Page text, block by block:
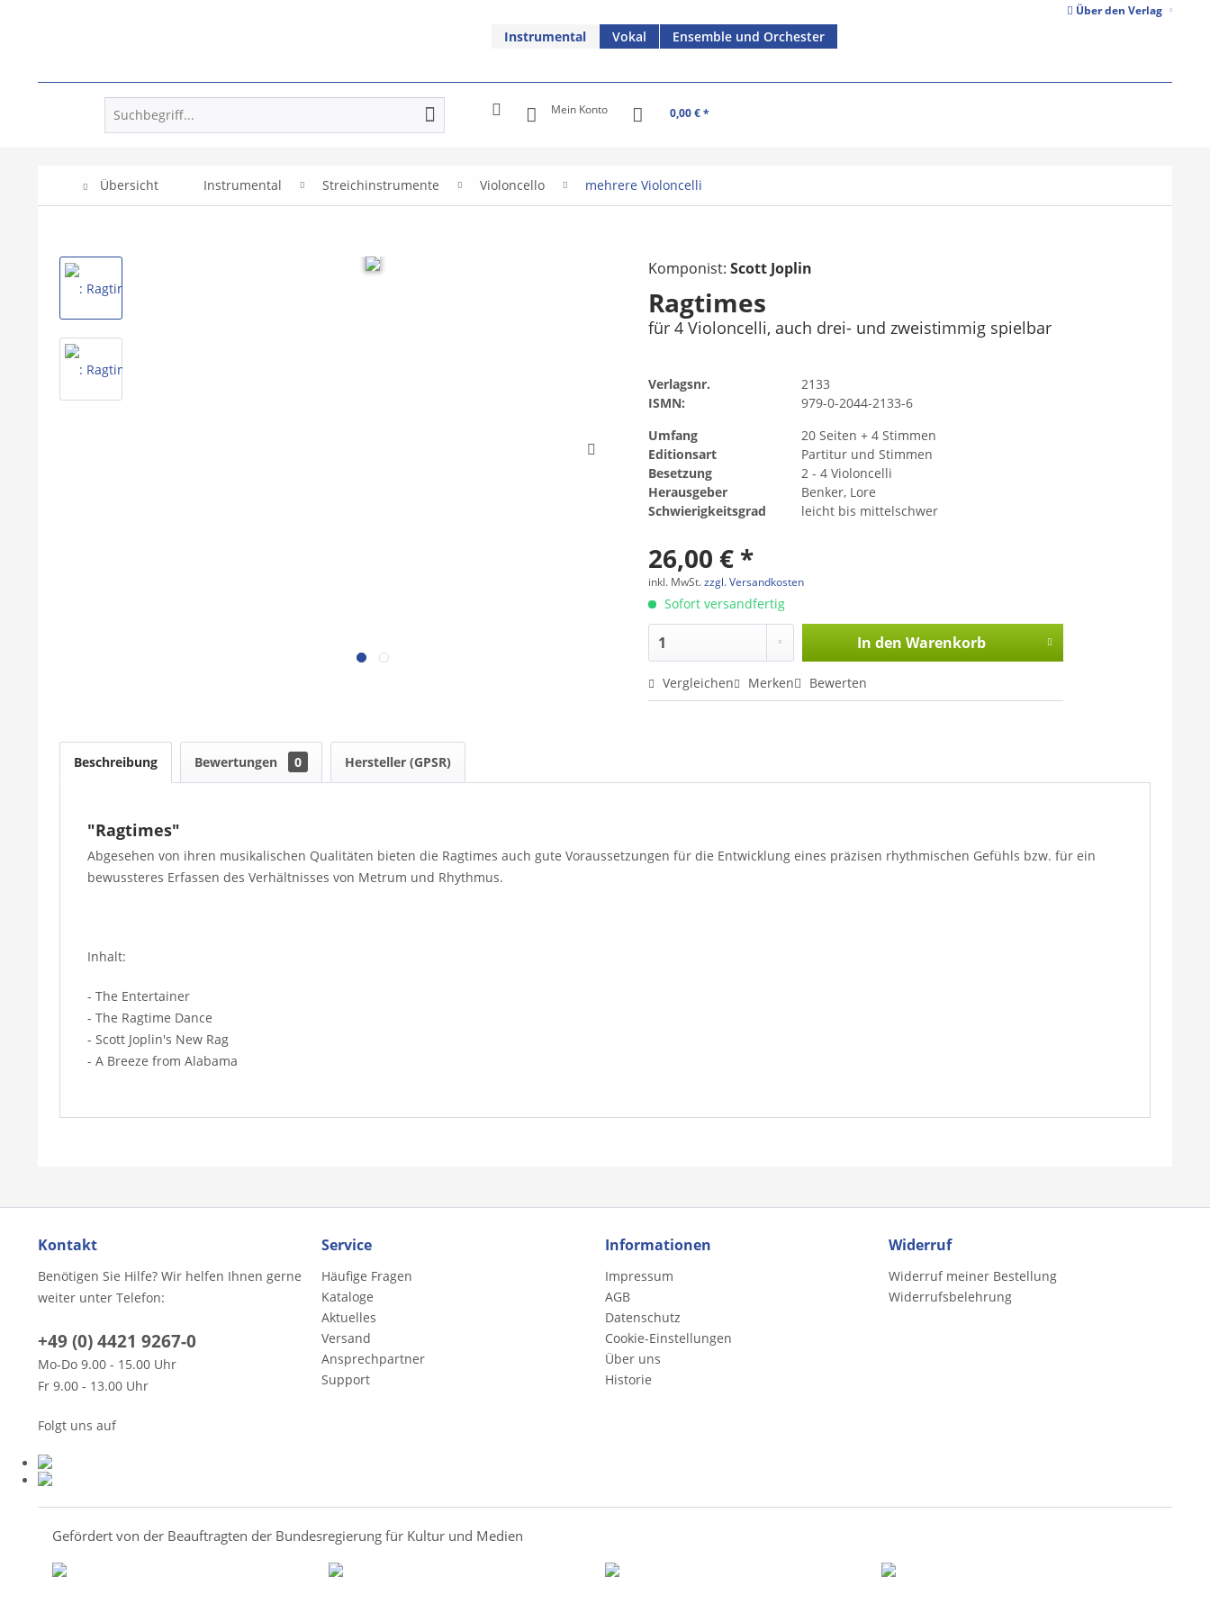
Über den Verlag
Instrumental Vokal Ensemble und Orchester
Mein Konto 0,00 € *
Übersicht Instrumental Streichinstrumente Violoncello mehrere Violoncelli
Komponist:Scott Joplin
Ragtimes
für 4 Violoncelli, auch drei- und zweistimmig spielbar
Verlagsnr.
2133
ISMN:
979-0-2044-2133-6
Umfang
20 Seiten + 4 Stimmen
Editionsart
Partitur und Stimmen
Besetzung
2 - 4 Violoncelli
Herausgeber
Benker, Lore
Schwierigkeitsgrad
leicht bis mittelschwer
26,00 € *
inkl. MwSt.zzgl. Versandkosten
Sofort versandfertig
In den Warenkorb
Vergleichen Merken Bewerten
Beschreibung Bewertungen 0 Hersteller (GPSR)
"Ragtimes"
Abgesehen von ihren musikalischen Qualitäten bieten die Ragtimes auch gute Voraussetzungen für die Entwicklung eines präzisen rhythmischen Gefühls bzw. für ein
bewussteres Erfassen des Verhältnisses von Metrum und Rhythmus.
Inhalt:
- The Entertainer
- The Ragtime Dance
- Scott Joplin's New Rag
- A Breeze from Alabama
Kontakt
Benötigen Sie Hilfe? Wir helfen Ihnen gerne
weiter unter Telefon:
+49 (0) 4421 9267-0
Mo-Do 9.00 - 15.00 Uhr
Fr 9.00 - 13.00 Uhr
Folgt uns auf
Service
Häufige Fragen
Kataloge
Aktuelles
Versand
Ansprechpartner
Support
Informationen
Impressum
AGB
Datenschutz
Cookie-Einstellungen
Über uns
Historie
Widerruf
Widerruf meiner Bestellung
Widerrufsbelehrung
Gefördert von der Beauftragten der Bundesregierung für Kultur und Medien